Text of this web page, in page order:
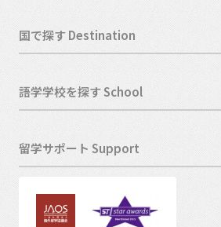
国で探す Destination
語学学校を探す School
留学サポート Support